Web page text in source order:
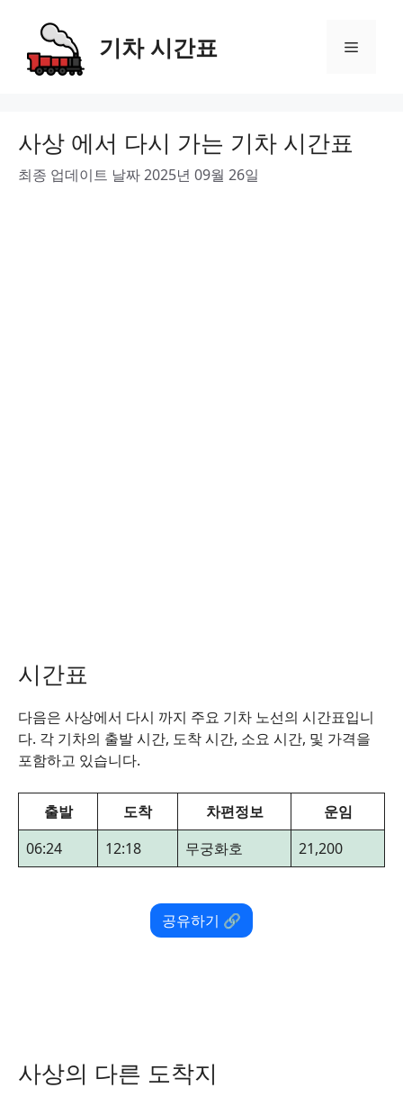
content
기차 시간표 Menu
사상 에서 다시 가는 기차 시간표
최종 업데이트 날짜 2025년 09월 26일
시간표
다음은 사상에서 다시 까지 주요 기차 노선의 시간표입니
다. 각 기차의 출발 시간, 도착 시간, 소요 시간, 및 가격을
포함하고 있습니다.
출발 도착 차편정보
운임
06:24
12:18 무궁화호 21,200
공유하기 🔗
사상의 다른 도착지